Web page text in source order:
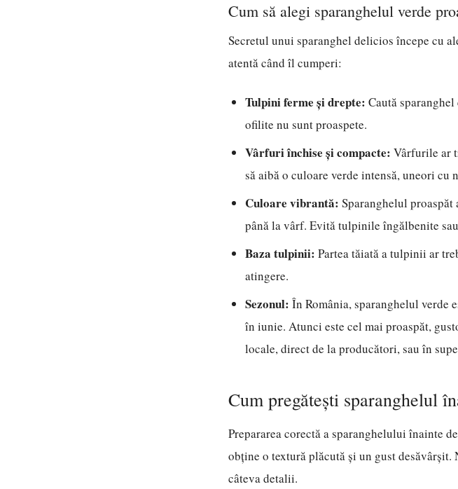
Cum să alegi sparanghelul verde
Secretul unui sparanghel delicios începe cu
atentă când îl cumperi:
Tulpini ferme și drepte: Caută
ofilite nu sunt proaspete.
Vârfuri închise și compacte: Vârfurile ar
să aibă o culoare verde intensă, uneori cu
Culoare vibrantă: Sparanghelul proaspăt
până la vârf. Evită tulpinile îngălbenite
Baza tulpinii: Partea tăiată a tulpinii ar
atingere.
Sezonul: În România, sparanghelul verde
în iunie. Atunci este cel mai proaspăt,
locale, direct de la producători, sau în
Cum pregătești sparanghelul
Prepararea corectă a sparanghelului înainte
obține o textură plăcută și un gust
câteva detalii.